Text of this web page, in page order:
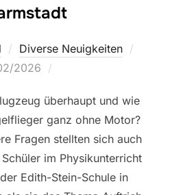
Diverse Neuigkeiten
2026
überhaupt und wie
ganz ohne Motor?
Fragen stellten sich auch
im Physikunterricht
Edith-Stein-Schule in